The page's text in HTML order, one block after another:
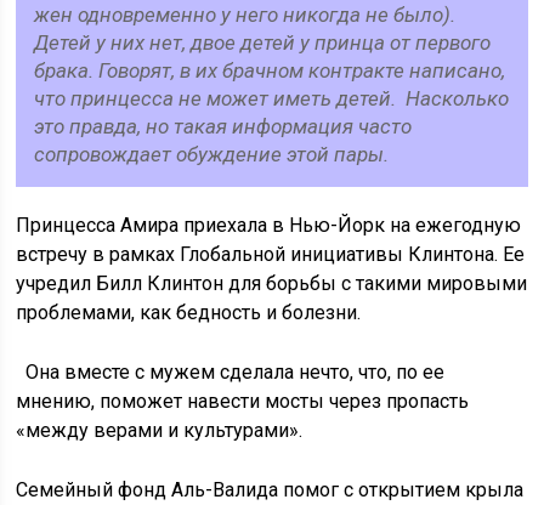
жен одновременно у него никогда не было).
Детей у них нет, двое детей у принца от первого
брака. Говорят, в их брачном контракте написано,
что принцесса не может иметь детей. Насколько
это правда, но такая информация часто
сопровождает обуждение этой пары.
Принцесса Амира приехала в Нью-Йорк на ежегодную
встречу в рамках Глобальной инициативы Клинтона. Ее
учредил Билл Клинтон для борьбы с такими мировыми
проблемами, как бедность и болезни.
Она вместе с мужем сделала нечто, что, по ее
мнению, поможет навести мосты через пропасть
«между верами и культурами».
Семейный фонд Аль-Валида помог с открытием крыла